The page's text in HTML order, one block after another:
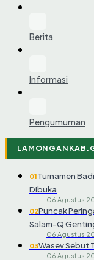
Berita
Informasi
Pengumuman
01Turnamen
Dibuka
06 Agustus
02Puncak
Salam-Q
06 Agustus
03Wasev Sebut
06 Agustus